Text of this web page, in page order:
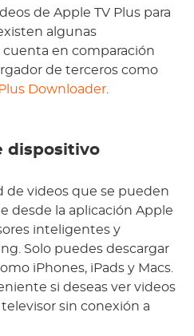
de Apple TV Plus para
algunas
en comparación
de terceros como
Downloader
dispositivo
de videos que se pueden
desde la aplicación Apple
inteligentes y
Solo puedes descargar
iPhones, iPads y Macs.
si deseas ver videos
sin conexión a